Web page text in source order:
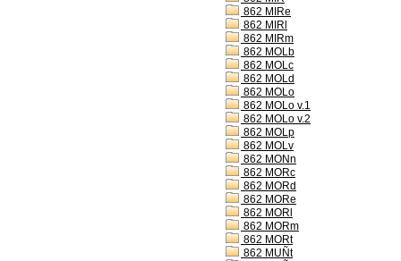
862 MIRe
862 MIRl
862 MIRm
862 MOLb
862 MOLc
862 MOLd
862 MOLo
862 MOLo v.1
862 MOLo v.2
862 MOLp
862 MOLv
862 MONn
862 MORc
862 MORd
862 MORe
862 MORl
862 MORm
862 MORt
862 MUÑt